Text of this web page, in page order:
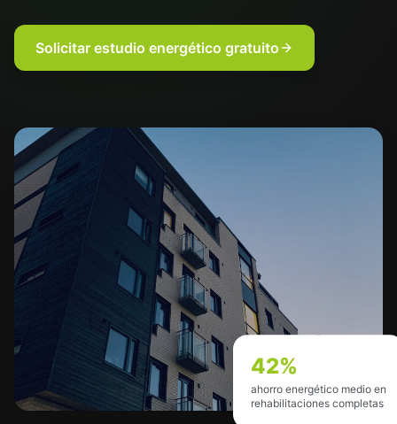
Solicitar estudio energético gratuito
42%
ahorro energético medio en
rehabilitaciones completas